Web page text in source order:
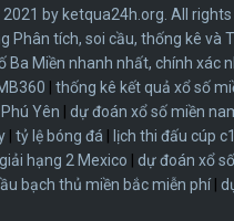
by ketqua24h.org. All rights
Phân tích, soi cầu, thống kê và
Ba Miền nhanh nhất, chính xác
thống kê kết quả xổ số
Yên
dự đoán xổ số miền
tỷ lệ bóng đá lịch thi đấu cúp
giải hạng 2 Mexico
dự đoán xổ
bạch thủ miền bắc miễn phí|